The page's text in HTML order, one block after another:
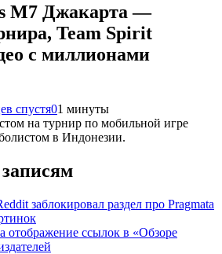
M7 Джакарта —
Team Spirit
с миллионами
спустя01 минуты
на турнир по мобильной игре
в Индонезии.
заблокировал раздел про Pragmata
отображение ссылок в «Обзоре